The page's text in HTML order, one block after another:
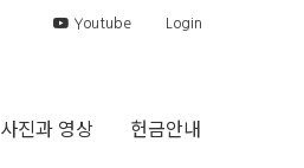
Youtube Login
사진과 영상 헌금안내